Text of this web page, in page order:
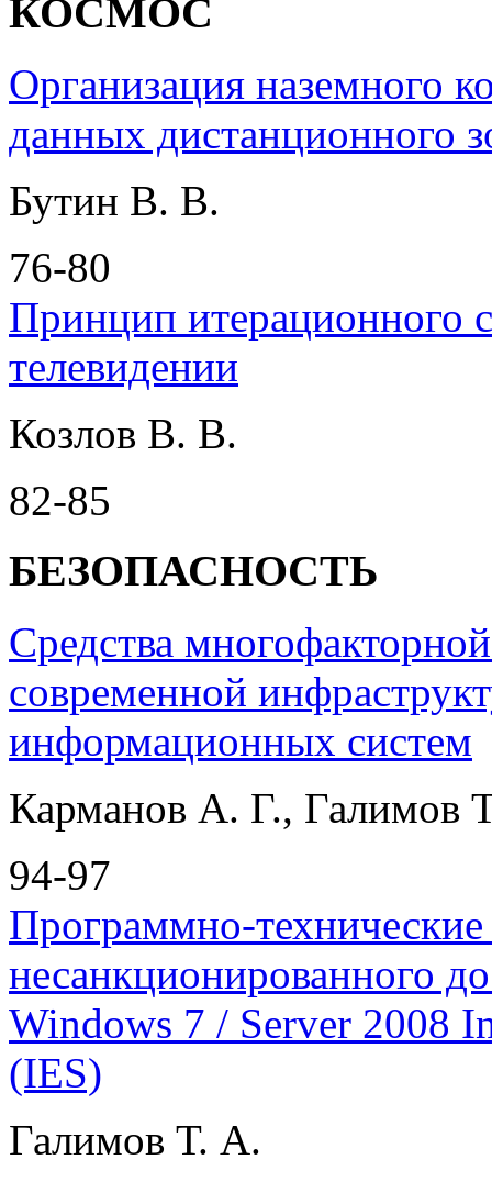
КОСМОС
Организация наземного
данных дистанционного
Бутин В. В.
76-80
Принцип итерационного
телевидении
Козлов В. В.
82-85
БЕЗОПАСНОСТЬ
Средства
современной
информационных систем
Карманов А. Г., Галимов
94-97
Программно-технические
несанкционированного
Windows 7 / Server 2008
(IES)
Галимов Т. А.